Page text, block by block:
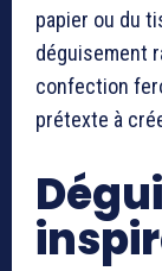
papier ou du
déguisement
confection
prétexte à